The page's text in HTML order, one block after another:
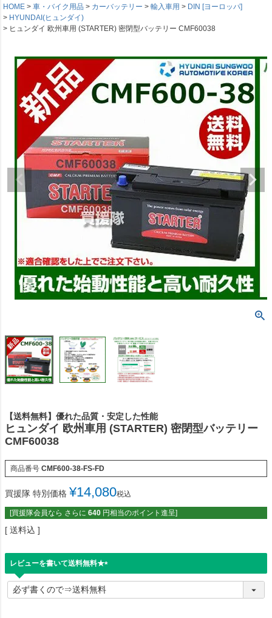
HOME
車・バイク用品 カーバッテリー 輸入車用
DIN [ヨーロッパ]
HYUNDAI(ヒュンダイ)
ヒュンダイ 欧州車用 (STARTER) 密閉型バッテリー CMF60038
【送料無料】優れた品質・安定した性能
ヒュンダイ 欧州車用 (STARTER) 密閉型バッテリー
CMF60038
商品番号 CMF600-38-FS-FD
買援隊 特別価格 ¥14,080税込
[買援隊会員なら さらに 640 円相当のポイント進呈]
送料込
レビューを書いて送料無料★
必
須